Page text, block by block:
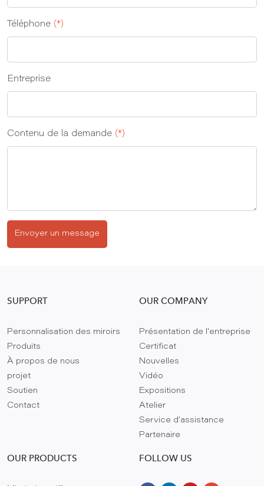
Téléphone (*)
Entreprise
Contenu de la demande (*)
Envoyer un message
SUPPORT
Personnalisation des miroirs
Produits
À propos de nous
projet
Soutien
Contact
OUR COMPANY
Présentation de l'entreprise
Certificat
Nouvelles
Vidéo
Expositions
Atelier
Service d'assistance
Partenaire
OUR PRODUCTS FOLLOW US